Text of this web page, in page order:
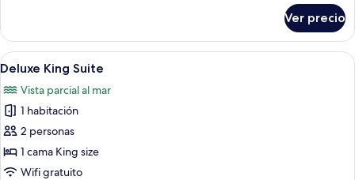
bedroom
apartment
seaview
Ver precio
Abrir
todas
las
fotos
de
Deluxe
King
Habitación de hotel con cama,
10
Deluxe King Suite
Vista parcial al mar
1 habitación
2 personas
1 cama King size
Wifi gratuito